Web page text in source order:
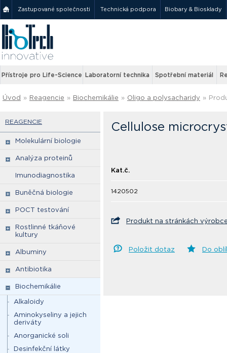
Zastupované společnosti Technická podpora Biobary & Biosklady
Přístroje pro Life-Science Laboratorní technika Spotřební materiál
Úvod » Reagencie » Biochemikálie » Oligo a polysacharidy »
REAGENCIE
Molekulární biologie
Analýza proteinů
Imunodiagnostika
Buněčná biologie
POCT testování
Rostlinné tkáňové
kultury
Albuminy
Antibiotika
Biochemikálie
Alkaloidy
Aminokyseliny a jejich
deriváty
Anorganické soli
Desinfekční látky
Cellulose
Kat.č.
1420502
Produkt na stránkách
Položit dotaz Do